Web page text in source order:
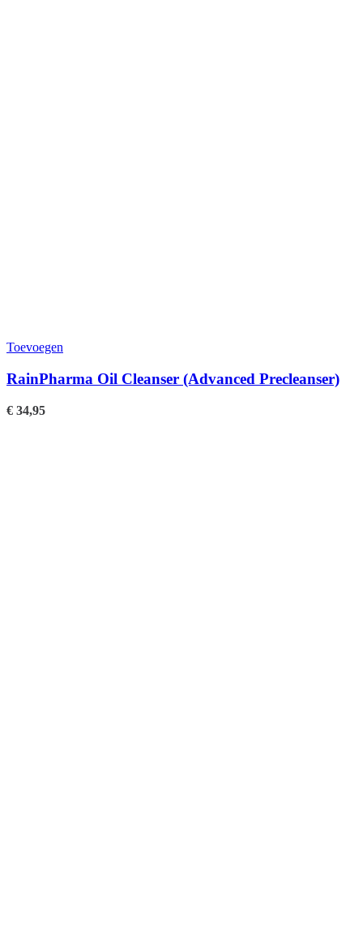
Toevoegen
RainPharma Oil Cleanser (Advanced Precleanser)
€ 34,95